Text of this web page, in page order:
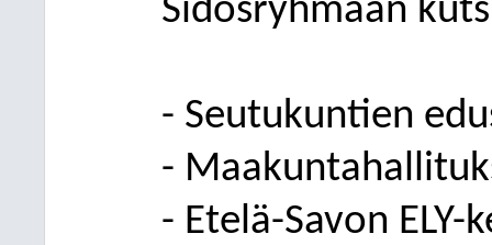
Sidosryhmään
- Seutukuntien
-
- Etelä-Savon ELY-